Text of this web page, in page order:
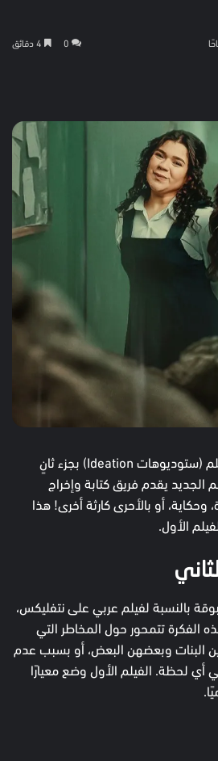
0
بعد عامين من عرض فيلم “جرس إنذار” على منصة نتفليكس، يعود صناع الفيلم (ستوديوهات Ideation) بجزء ثانٍ
الجديد يقدم فريق كتابة وإخراج
أو بالأحرى كارثة أخرى! هذا
الأول.
بالنسبة لفيلم عربي على نتفليكس،
الفكرة تتمحور حول المخاطر التي
البنات وبعضهن البعض، أو بسبب عدم
أي لحظة. الفيلم الأول وضع معيارًا